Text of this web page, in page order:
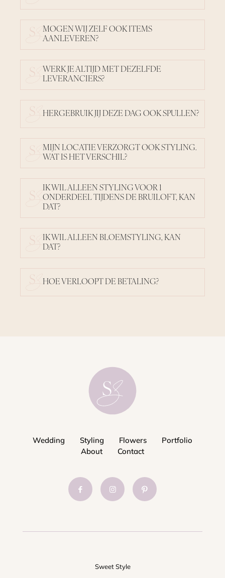
MOGEN WIJ ZELF OOK ITEMS
AANLEVEREN?
WERK JE ALTIJD MET DEZELFDE
LEVERANCIERS?
HERGEBRUIK JIJ DEZE DAG OOK SPULLEN?
MIJN LOCATIE VERZORGT OOK STYLING.
WAT IS HET VERSCHIL?
IK WIL ALLEEN STYLING VOOR 1
ONDERDEEL TIJDENS DE BRUILOFT, KAN
DAT?
IK WIL ALLEEN BLOEMSTYLING, KAN
DAT?
HOE VERLOOPT DE BETALING?
Wedding Styling Flowers
Portfolio
About
Contact
Sweet Style